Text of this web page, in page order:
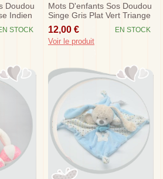
Doudou
Indien
STOCK
Mots D'enfants Sos Doudou
Singe Gris Plat Vert Triange
12,00 € EN STOCK
Voir le produit